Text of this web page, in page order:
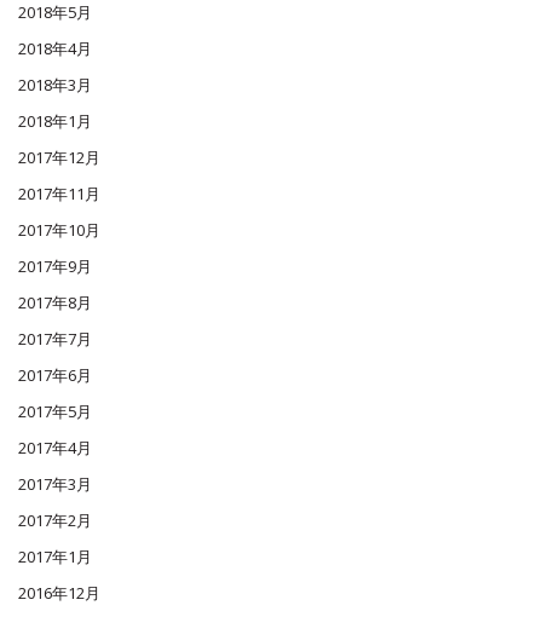
2018年5月
2018年4月
2018年3月
2018年1月
2017年12月
2017年11月
2017年10月
2017年9月
2017年8月
2017年7月
2017年6月
2017年5月
2017年4月
2017年3月
2017年2月
2017年1月
2016年12月